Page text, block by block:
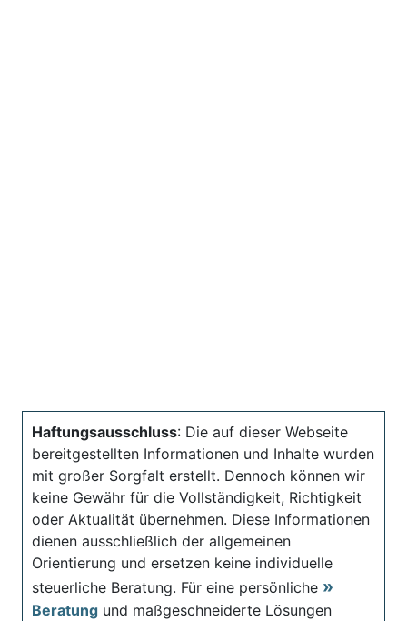
Haftungsausschluss: Die auf dieser Webseite
bereitgestellten Informationen und Inhalte wurden
mit großer Sorgfalt erstellt. Dennoch können wir
keine Gewähr für die Vollständigkeit, Richtigkeit
oder Aktualität übernehmen. Diese Informationen
dienen ausschließlich der allgemeinen
Orientierung und ersetzen keine individuelle
steuerliche Beratung. Für eine persönliche
Beratung und maßgeschneiderte Lösungen